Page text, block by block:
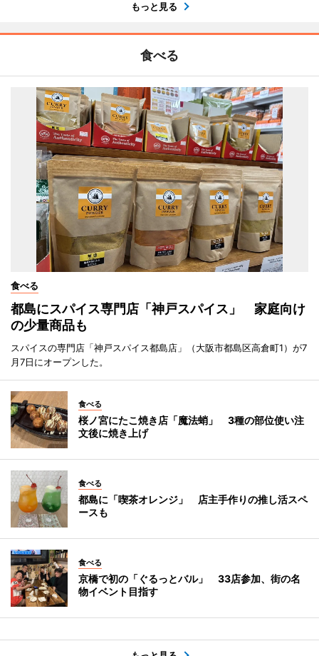
もっと見る
食べる
食べる
都島にスパイス専門店「神戸スパイス」 家庭向け
の少量商品も
スパイスの専門店「神戸スパイス都島店」（大阪市都島区高倉町1）が7
月7日にオープンした。
食べる
桜ノ宮にたこ焼き店「魔法蛸」 3種の部位使い注
文後に焼き上げ
食べる
都島に「喫茶オレンジ」 店主手作りの推し活スペ
ースも
食べる
京橋で初の「ぐるっとバル」 33店参加、街の名
物イベント目指す